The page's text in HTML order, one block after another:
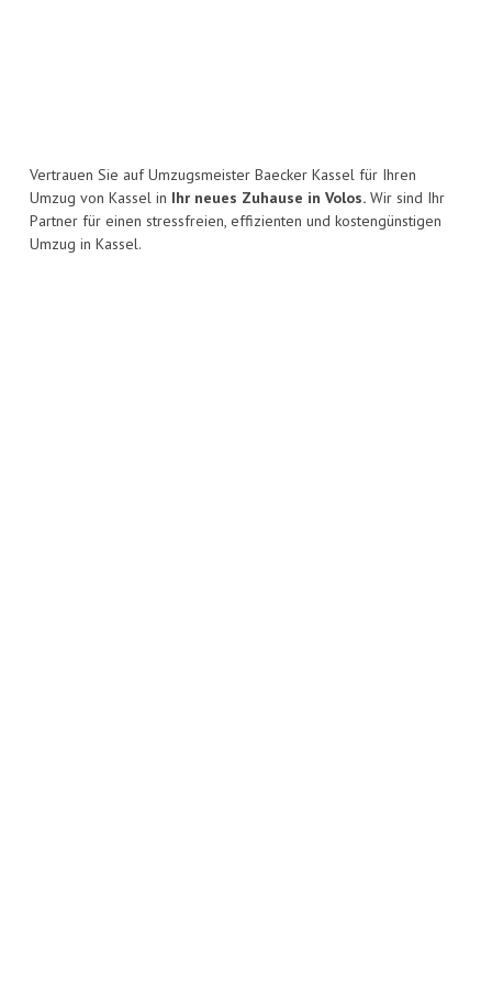
Vertrauen Sie auf Umzugsmeister Baecker Kassel für Ihren
Umzug von Kassel in Ihr neues Zuhause in Volos. Wir sind Ihr
Partner für einen stressfreien, effizienten und kostengünstigen
Umzug in Kassel.